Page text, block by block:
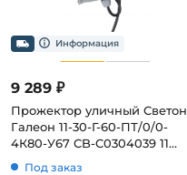
9 289 ₽
Прожектор уличный Светон
Галеон 11-30-Г-60-ПТ/0/0-
4К80-У67 CB-C0304039 11
Под заказ